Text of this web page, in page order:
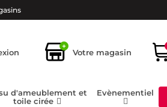
+
Votre magasin
d'ameublement et
toile cirée
Evènementiel